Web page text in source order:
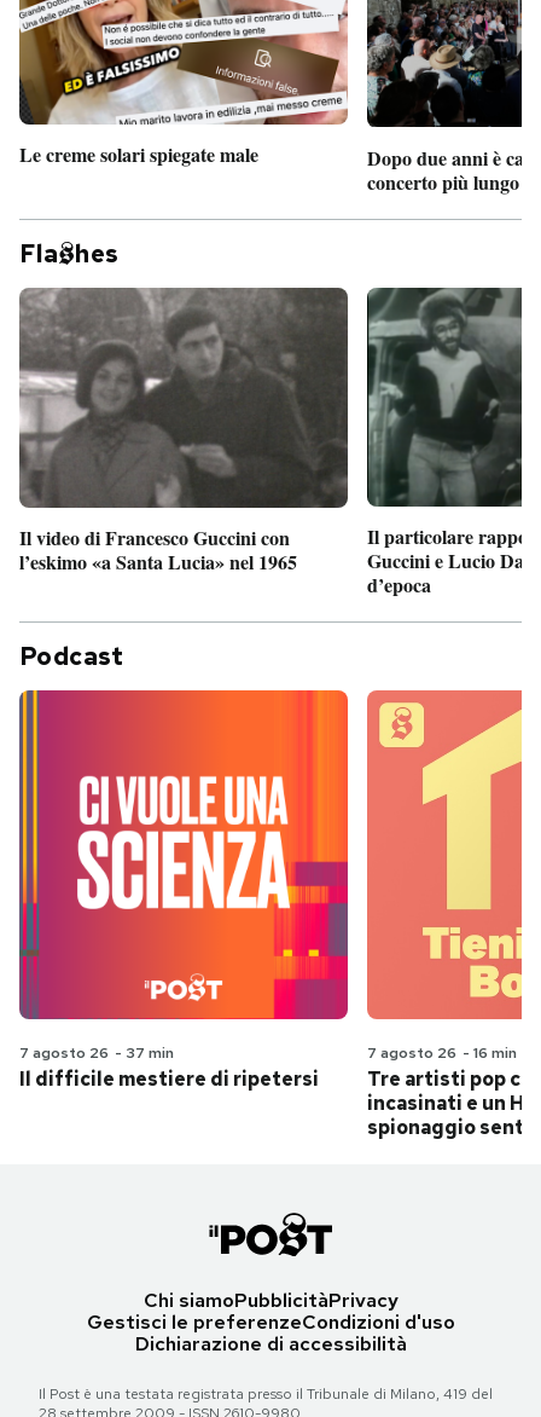
Le creme solari spiegate male
Dopo due anni è
concerto più lungo
Fla hes
Il video di Francesco Guccini con
l’eskimo «a Santa Lucia» nel 1965
Il particolare
Guccini e Lucio
d’epoca
Podcast
7 agosto 26 - 37 min
Il difficile mestiere di ripetersi
7 agosto 26 - 16 min
Tre artisti pop
incasinati e un
spionaggio
Chi siamoPubblicitàPrivacy
Gestisci le preferenzeCondizioni d'uso
Dichiarazione di accessibilità
Il Post è una testata registrata presso il Tribunale di Milano, 419 del